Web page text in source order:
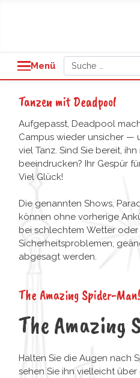
Menü Suchen
Tanzen mit Deadpool
Aufgepasst, Deadpool
Campus wieder unsicher —
viel Tanz. Sind Sie bereit,
beeindrucken? Ihr Gespür
Viel Glück!
Die genannten Shows,
können ohne vorherige
bei schlechtem Wetter oder
Sicherheitsproblemen,
abgesagt werden.
The Amazing Spider-Man!
The Amazing
Halten Sie die Augen nach
sehen Sie ihn vielleicht über